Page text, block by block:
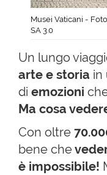
Musei Vaticani -
SA 3.0
Un lungo
arte e storia in
di emozioni
Ma cosa
Con oltre
bene che
è impossibile!